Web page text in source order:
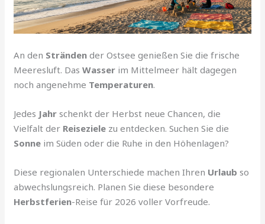
An den Stränden der Ostsee genießen Sie die frische
Meeresluft. DasWasser im Mittelmeer hält dagegen
noch angenehme Temperaturen.
Jedes Jahr schenkt der Herbst neue Chancen, die
Vielfalt der Reiseziele zu entdecken. Suchen Sie die
Sonne im Süden oder die Ruhe in den Höhenlagen?
Diese regionalen Unterschiede machen Ihren Urlaub so
abwechslungsreich. Planen Sie diese besondere
Herbstferien-Reise für 2026 voller Vorfreude.